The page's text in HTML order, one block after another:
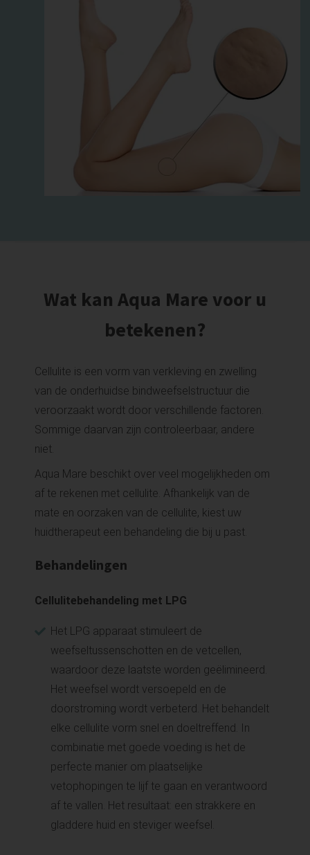
Wat kan Aqua Mare voor u
betekenen?
Cellulite is een vorm van verkleving en zwelling
van de onderhuidse bindweefselstructuur die
veroorzaakt wordt door verschillende factoren.
Sommige daarvan zijn controleerbaar, andere
niet.
Aqua Mare beschikt over veel mogelijkheden om
af te rekenen met cellulite. Afhankelijk van de
mate en oorzaken van de cellulite, kiest uw
huidtherapeut een behandeling die bij u past.
Behandelingen
Cellulitebehandeling met LPG
Het LPG apparaat stimuleert de
weefseltussenschotten en de vetcellen,
waardoor deze laatste worden geëlimineerd.
Het weefsel wordt versoepeld en de
doorstroming wordt verbeterd. Het behandelt
elke cellulite vorm snel en doeltreffend. In
combinatie met goede voeding is het de
perfecte manier om plaatselijke
vetophopingen te lijf te gaan en verantwoord
af te vallen. Het resultaat: een strakkere en
gladdere huid en steviger weefsel.